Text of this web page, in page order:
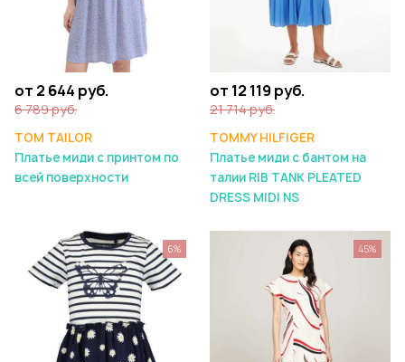
от 2 644 руб.
6 789 руб.
TOM TAILOR
Платье миди с принтом по
всей поверхности
от 12 119 руб.
21 714 руб.
TOMMY HILFIGER
Платье миди с бантом на
талии RIB TANK PLEATED
DRESS MIDI NS
6% 45%